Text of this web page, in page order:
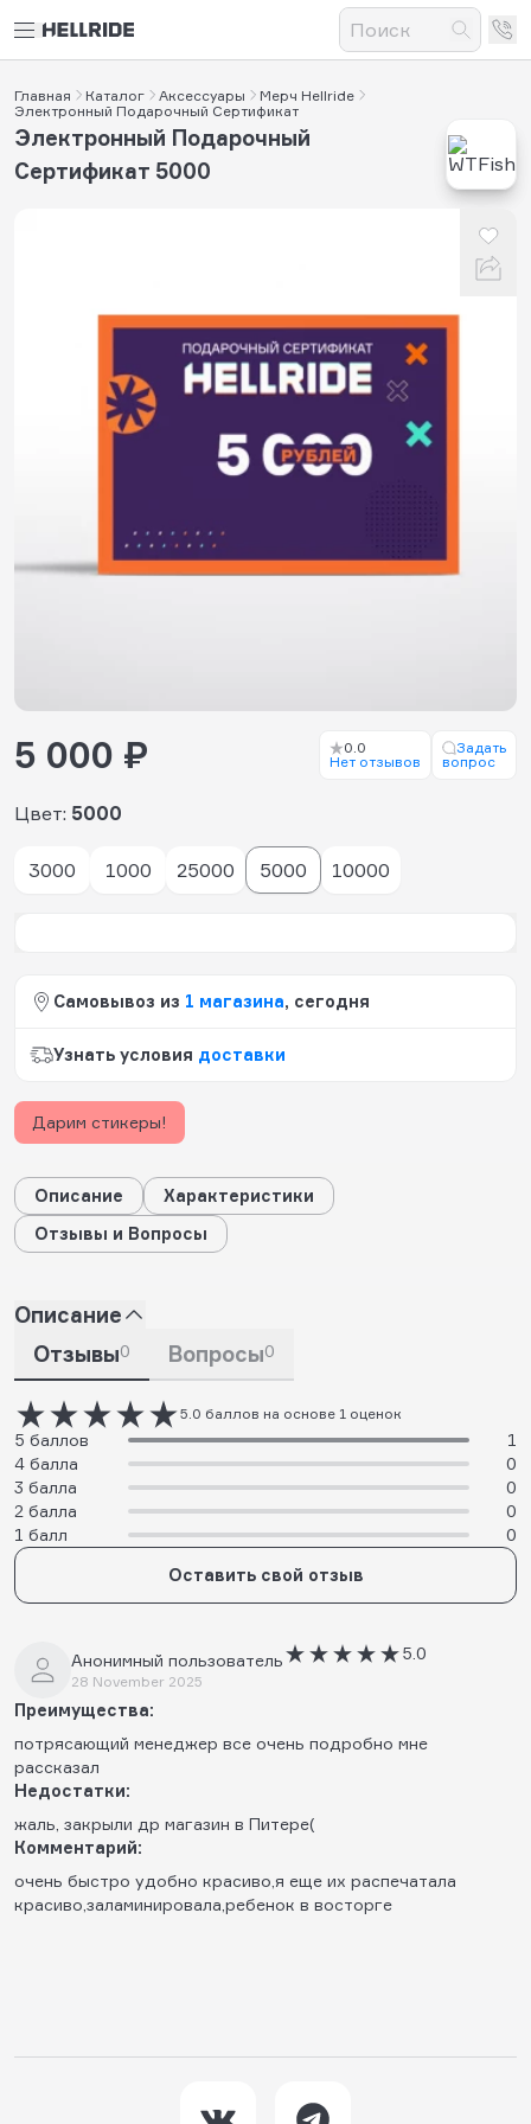
Главная Каталог Аксессуары
Мерч Hellride
Электронный Подарочный Сертификат
Электронный Подарочный
Сертификат 5000
Цвет: 5000
3000 1000 25000 5000 10000
5 000 ₽
0.0
Нет отзывов
Задать
вопрос
Самовывоз из 1 магазина, сегодня
Узнать условия доставки
Дарим стикеры!
Описание
Характеристики
Отзывы и Вопросы
Описание
Отзывы0 Вопросы0
5.0 баллов на основе 1 оценок
5 баллов
1
4 балла
0
3 балла
0
2 балла
0
1 балл
0
Оставить свой отзыв
Анонимный пользователь
28 November 2025
5.0
Преимущества:
потрясающий менеджер все очень подробно мне
рассказал
Недостатки:
жаль, закрыли др магазин в Питере(
Комментарий:
очень быстро удобно красиво,я еще их распечатала
красиво,заламинировала,ребенок в восторге